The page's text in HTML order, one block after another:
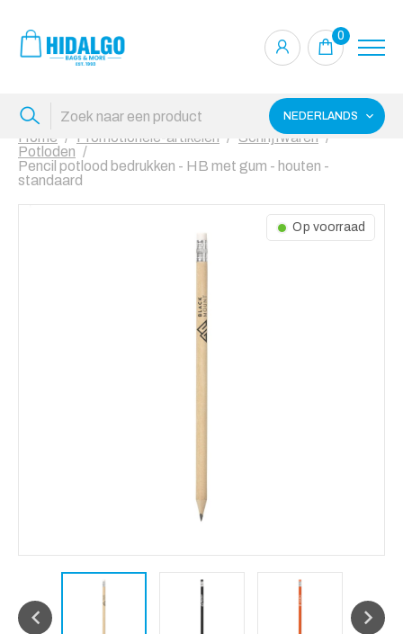
0
NEDERLANDS
Home Promotionele-artikelen
Schrijfwaren
Potloden
Pencil potlood bedrukken - HB met gum - houten -
standaard
Op voorraad